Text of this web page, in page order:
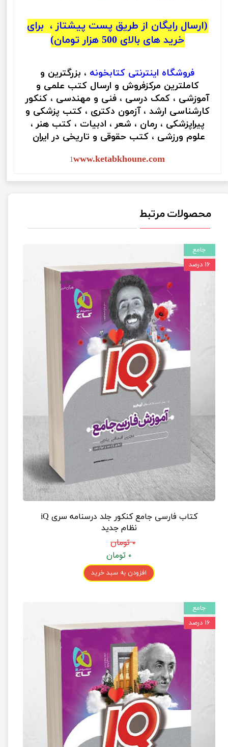
(ارسال رایگان از طریق پست پیشتاز ، برای
خرید های بالای 500 هزار تومان)
فروشگاه اینترنتی کتابخونه ، بزرگترین و
کاملترین مرکزفروش و ارسال کتب علمی و
آموزشی ، کمک درسی ، فنی و مهندسی ، کنکور
کارشناسی ارشد ، آزمون دکتری ، کتب پزشکی و
پیراپزشکی ، رمان ، شعر ، ادبیات ، کتب هنر ،
علوم ورزشی ، کتب حقوقی و تاریخی در ایران
1www.ketabkhoune.com
محصولات مرتبط
کتاب فارسی جامع کنکور جلد درسنامه سری iQ
نظام جدید
۰ تومان
۰ تومان
افزودن به سبد خرید
جامع
۱۶ درصد
جامع
۱۶ درصد